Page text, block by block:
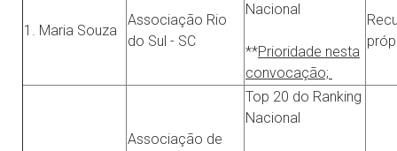
1. Maria Souza
Associação Rio
do Sul - SC
Nacional
**Prioridade nesta
convocação;
Associação de
Top 20 do Ranking
Nacional